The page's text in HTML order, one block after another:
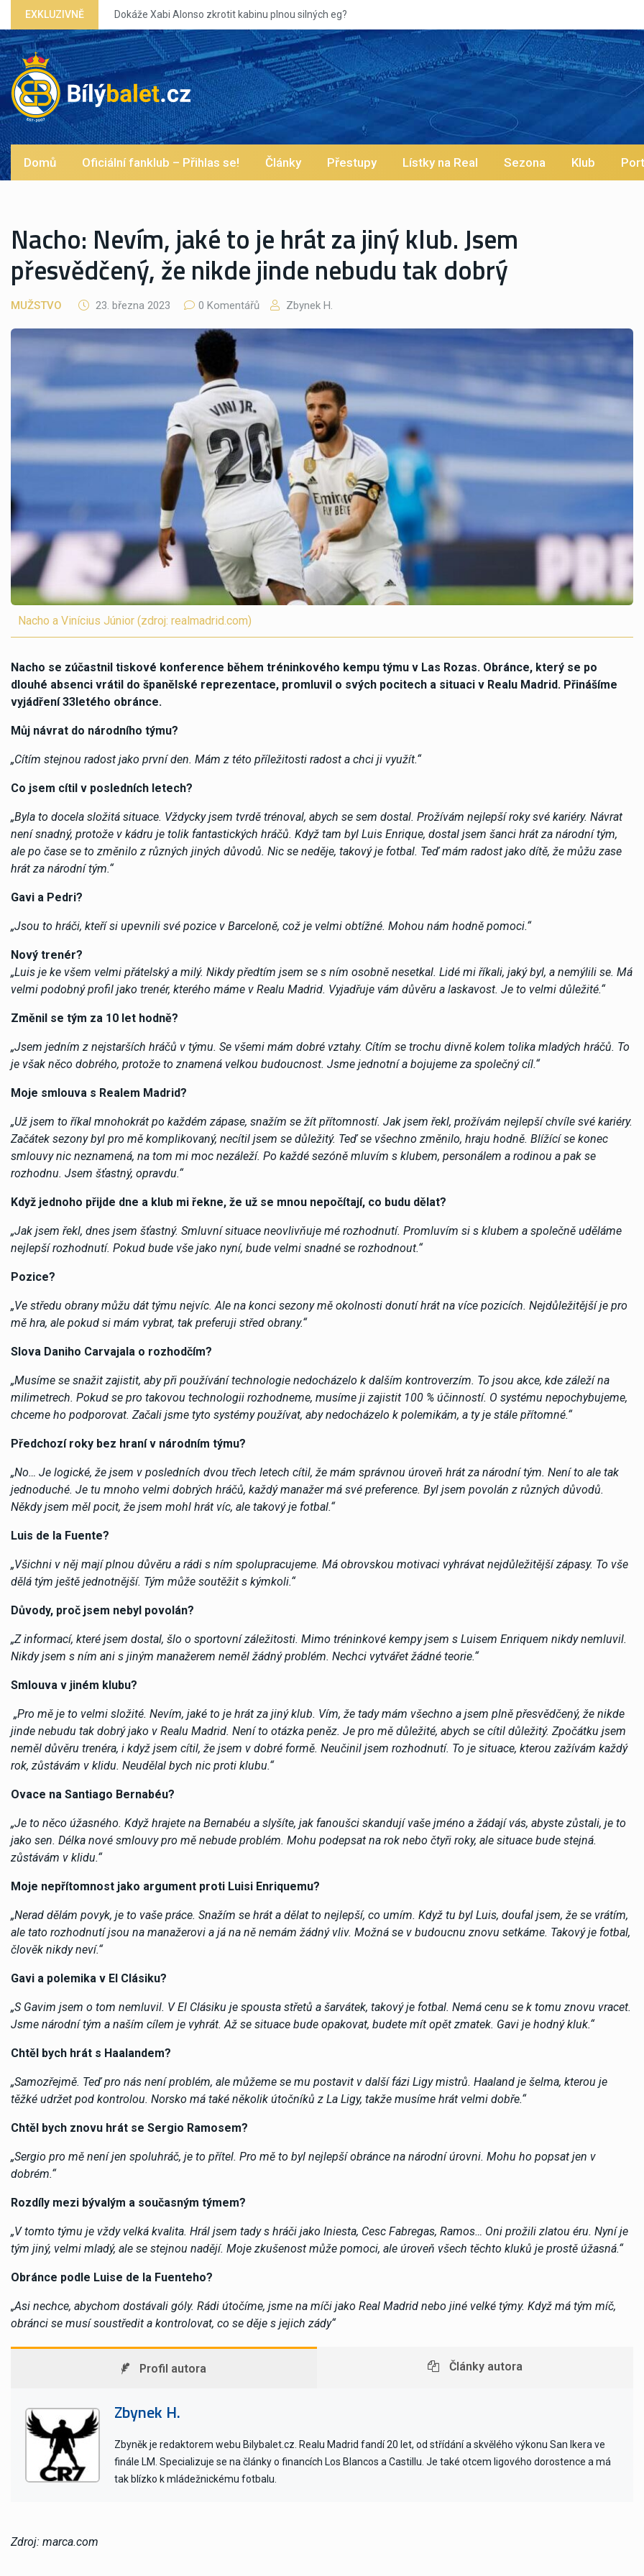
EXKLUZIVNĚ
silných eg? Vypískaný Vinícius! Blíží se jeho
Domů Oficiální fanklub – Přihlas se! Články Přestupy Lístky na Real Sezona Klub
Nacho: Nevím, jaké to je hrát za jiný klub. Jsem
přesvědčený, že nikde jinde nebudu tak dobrý
MUŽSTVO 23. března 2023 0 Komentářů Zbynek H.
Nacho a Vinícius Júnior (zdroj: realmadrid.com)
Nacho se zúčastnil tiskové konference během tréninkového kempu týmu v Las Rozas. Obránce, který se po
dlouhé absenci vrátil do španělské reprezentace, promluvil o svých pocitech a situaci v Realu Madrid. Přinášíme
vyjádření 33letého obránce.
Můj návrat do národního týmu?
„Cítím stejnou radost jako první den. Mám z této příležitosti radost a chci ji využít.“
Co jsem cítil v posledních letech?
„Byla to docela složitá situace. Vždycky jsem tvrdě trénoval, abych se sem dostal. Prožívám nejlepší roky své kariéry. Návrat
není snadný, protože v kádru je tolik fantastických hráčů. Když tam byl Luis Enrique, dostal jsem šanci hrát za národní tým,
ale po čase se to změnilo z různých jiných důvodů. Nic se neděje, takový je fotbal. Teď mám radost jako dítě, že můžu zase
hrát za národní tým.“
Gavi a Pedri?
„Jsou to hráči, kteří si upevnili své pozice v Barceloně, což je velmi obtížné. Mohou nám hodně pomoci.“
Nový trenér?
„Luis je ke všem velmi přátelský a milý. Nikdy předtím jsem se s ním osobně nesetkal. Lidé mi říkali, jaký byl, a nemýlili se. Má
velmi podobný profil jako trenér, kterého máme v Realu Madrid. Vyjadřuje vám důvěru a laskavost. Je to velmi důležité.“
Změnil se tým za 10 let hodně?
„Jsem jedním z nejstarších hráčů v týmu. Se všemi mám dobré vztahy. Cítím se trochu divně kolem tolika mladých hráčů. To
je však něco dobrého, protože to znamená velkou budoucnost. Jsme jednotní a bojujeme za společný cíl.“
Moje smlouva s Realem Madrid?
„Už jsem to říkal mnohokrát po každém zápase, snažím se žít přítomností. Jak jsem řekl, prožívám nejlepší chvíle své kariéry.
Začátek sezony byl pro mě komplikovaný, necítil jsem se důležitý. Teď se všechno změnilo, hraju hodně. Blížící se konec
smlouvy nic neznamená, na tom mi moc nezáleží. Po každé sezóně mluvím s klubem, personálem a rodinou a pak se
rozhodnu. Jsem šťastný, opravdu.“
Když jednoho přijde dne a klub mi řekne, že už se mnou nepočítají, co budu dělat?
„Jak jsem řekl, dnes jsem šťastný. Smluvní situace neovlivňuje mé rozhodnutí. Promluvím si s klubem a společně uděláme
nejlepší rozhodnutí. Pokud bude vše jako nyní, bude velmi snadné se rozhodnout.“
Pozice?
„Ve středu obrany můžu dát týmu nejvíc. Ale na konci sezony mě okolnosti donutí hrát na více pozicích. Nejdůležitější je pro
mě hra, ale pokud si mám vybrat, tak preferuji střed obrany.“
Slova Daniho Carvajala o rozhodčím?
„Musíme se snažit zajistit, aby při používání technologie nedocházelo k dalším kontroverzím. To jsou akce, kde záleží na
milimetrech. Pokud se pro takovou technologii rozhodneme, musíme ji zajistit 100 % účinností. O systému nepochybujeme,
chceme ho podporovat. Začali jsme tyto systémy používat, aby nedocházelo k polemikám, a ty je stále přítomné.“
Předchozí roky bez hraní v národním týmu?
„No… Je logické, že jsem v posledních dvou třech letech cítil, že mám správnou úroveň hrát za národní tým. Není to ale tak
jednoduché. Je tu mnoho velmi dobrých hráčů, každý manažer má své preference. Byl jsem povolán z různých důvodů.
Někdy jsem měl pocit, že jsem mohl hrát víc, ale takový je fotbal.“
Luis de la Fuente?
„Všichni v něj mají plnou důvěru a rádi s ním spolupracujeme. Má obrovskou motivaci vyhrávat nejdůležitější zápasy. To vše
dělá tým ještě jednotnější. Tým může soutěžit s kýmkoli.“
Důvody, proč jsem nebyl povolán?
„Z informací, které jsem dostal, šlo o sportovní záležitosti. Mimo tréninkové kempy jsem s Luisem Enriquem nikdy nemluvil.
Nikdy jsem s ním ani s jiným manažerem neměl žádný problém. Nechci vytvářet žádné teorie.“
Smlouva v jiném klubu?
„Pro mě je to velmi složité. Nevím, jaké to je hrát za jiný klub. Vím, že tady mám všechno a jsem plně přesvědčený, že nikde
jinde nebudu tak dobrý jako v Realu Madrid. Není to otázka peněz. Je pro mě důležité, abych se cítil důležitý. Zpočátku jsem
neměl důvěru trenéra, i když jsem cítil, že jsem v dobré formě. Neučinil jsem rozhodnutí. To je situace, kterou zažívám každý
rok, zůstávám v klidu. Neudělal bych nic proti klubu.“
Ovace na Santiago Bernabéu?
„Je to něco úžasného. Když hrajete na Bernabéu a slyšíte, jak fanoušci skandují vaše jméno a žádají vás, abyste zůstali, je to
jako sen. Délka nové smlouvy pro mě nebude problém. Mohu podepsat na rok nebo čtyři roky, ale situace bude stejná.
zůstávám v klidu.“
Moje nepřítomnost jako argument proti Luisi Enriquemu?
„Nerad dělám povyk, je to vaše práce. Snažím se hrát a dělat to nejlepší, co umím. Když tu byl Luis, doufal jsem, že se vrátím,
ale tato rozhodnutí jsou na manažerovi a já na ně nemám žádný vliv. Možná se v budoucnu znovu setkáme. Takový je fotbal,
člověk nikdy neví.“
Gavi a polemika v El Clásiku?
„S Gavim jsem o tom nemluvil. V El Clásiku je spousta střetů a šarvátek, takový je fotbal. Nemá cenu se k tomu znovu vracet.
Jsme národní tým a naším cílem je vyhrát. Až se situace bude opakovat, budete mít opět zmatek. Gavi je hodný kluk.“
Chtěl bych hrát s Haalandem?
„Samozřejmě. Teď pro nás není problém, ale můžeme se mu postavit v další fázi Ligy mistrů. Haaland je šelma, kterou je
těžké udržet pod kontrolou. Norsko má také několik útočníků z La Ligy, takže musíme hrát velmi dobře.“
Chtěl bych znovu hrát se Sergio Ramosem?
„Sergio pro mě není jen spoluhráč, je to přítel. Pro mě to byl nejlepší obránce na národní úrovni. Mohu ho popsat jen v
dobrém.“
Rozdíly mezi bývalým a současným týmem?
„V tomto týmu je vždy velká kvalita. Hrál jsem tady s hráči jako Iniesta, Cesc Fabregas, Ramos… Oni prožili zlatou éru. Nyní je
tým jiný, velmi mladý, ale se stejnou nadějí. Moje zkušenost může pomoci, ale úroveň všech těchto kluků je prostě úžasná.“
Obránce podle Luise de la Fuenteho?
„Asi nechce, abychom dostávali góly. Rádi útočíme, jsme na míči jako Real Madrid nebo jiné velké týmy. Když má tým míč,
obránci se musí soustředit a kontrolovat, co se děje s jejich zády“
Profil autora Články autora
Zbynek H.
Zbyněk je redaktorem webu Bilybalet.cz. Realu Madrid fandí 20 let, od střídání a skvělého výkonu San Ikera ve
finále LM. Specializuje se na články o financích Los Blancos a Castillu. Je také otcem ligového dorostence a má
tak blízko k mládežnickému fotbalu.
Zdroj: marca.com